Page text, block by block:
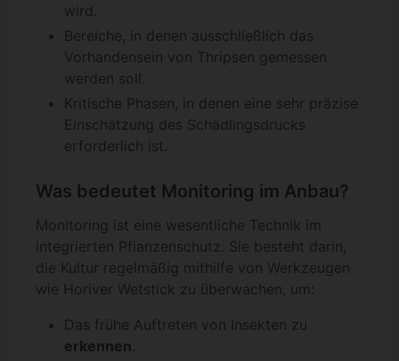
wird.
Bereiche, in denen ausschließlich das
Vorhandensein von Thripsen gemessen
werden soll.
Kritische Phasen, in denen eine sehr präzise
Einschätzung des Schädlingsdrucks
erforderlich ist.
Was bedeutet Monitoring im Anbau?
Monitoring ist eine wesentliche Technik im
integrierten Pflanzenschutz. Sie besteht darin,
die Kultur regelmäßig mithilfe von Werkzeugen
wie Horiver Wetstick zu überwachen, um:
Das frühe Auftreten von Insekten zu
erkennen.